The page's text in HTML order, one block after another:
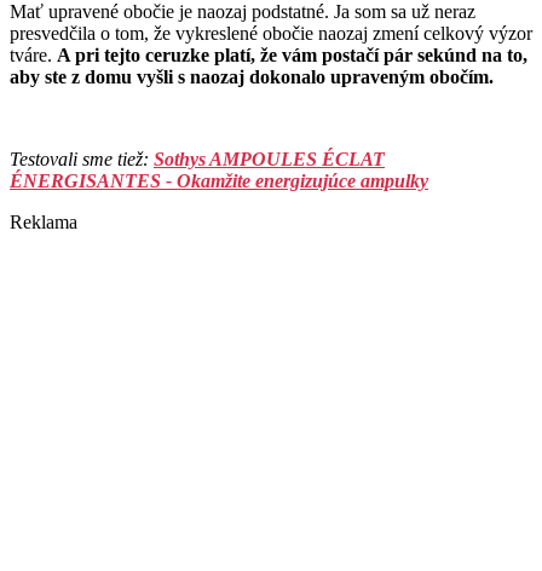
Mať upravené obočie je naozaj podstatné. Ja som sa už neraz
presvedčila o tom, že vykreslené obočie naozaj zmení celkový výzor
tváre. A pri tejto ceruzke platí, že vám postačí pár sekúnd na to,
aby ste z domu vyšli s naozaj dokonalo upraveným obočím.
Testovali sme tiež: Sothys AMPOULES ÉCLAT
ÉNERGISANTES - Okamžite energizujúce ampulky
Reklama